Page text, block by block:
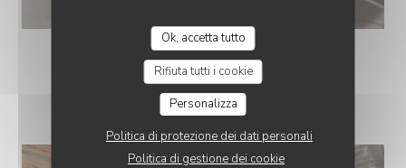
Ok, accetta tutto
Rifiuta tutti i cookie
Personalizza
Politica di protezione dei dati personali
Politica di gestione dei cookie
COSTAUD